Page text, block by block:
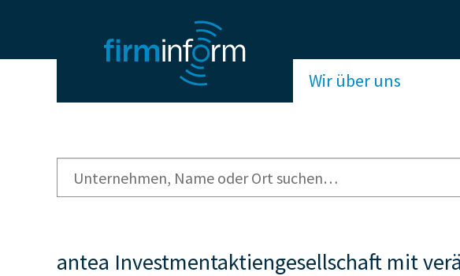
Wir über uns
antea Investmentaktiengesellschaft mit